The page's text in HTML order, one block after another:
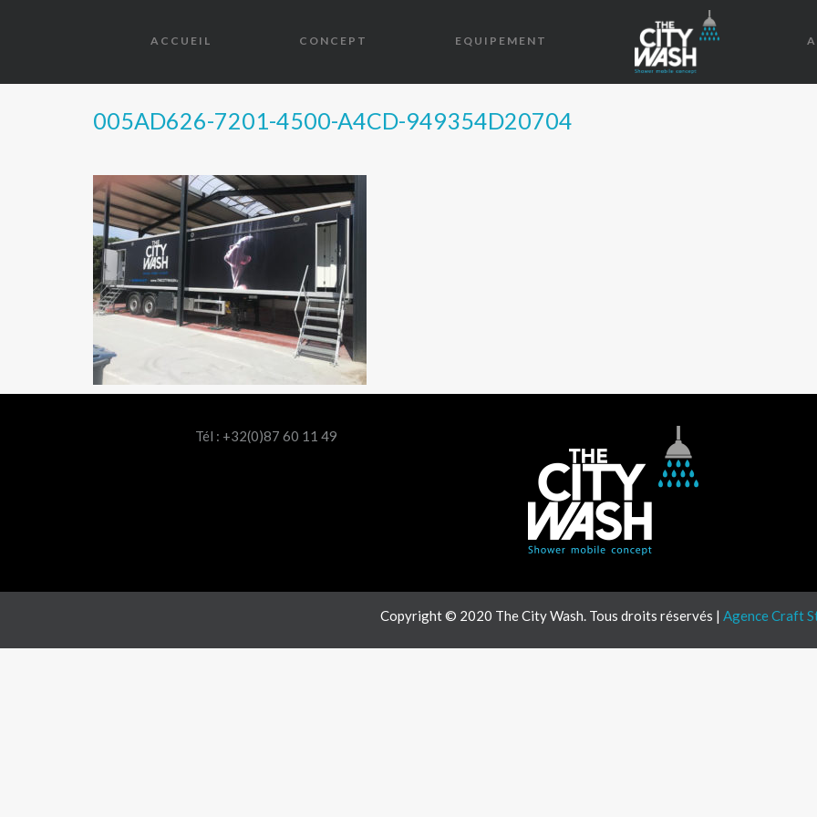
ACCUEIL CONCEPT EQUIPEMENT
005AD626-7201-4500-A4CD-949354D20704
Tél : +32(0)87 60 11 49
Copyright © 2020 The City Wash. Tous droits réservés | Agence Craft